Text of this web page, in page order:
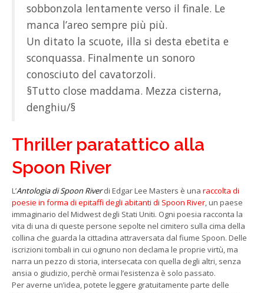
sobbonzola lentamente verso il finale. Le
manca l’areo sempre più più.
Un ditato la scuote, illa si desta ebetita e
sconquassa. Finalmente un sonoro
conosciuto del cavatorzoli.
§Tutto close maddama. Mezza cisterna,
denghiu/§
Thriller paratattico alla
Spoon River
L’Antologia di Spoon Riverdi Edgar Lee Masters è una raccolta di
poesie in forma di epitaffi degli abitanti di Spoon River, un paese
immaginario del Midwest degli Stati Uniti. Ogni poesia racconta la
vita di una di queste persone sepolte nel cimitero sulla cima della
collina che guarda la cittadina attraversata dal fiume Spoon. Delle
iscrizioni tombali in cui ognuno non declama le proprie virtù, ma
narra un pezzo di storia, intersecata con quella degli altri, senza
ansia o giudizio, perchè ormai l’esistenza è solo passato.
Per averne un’idea, potete leggere gratuitamente parte delle